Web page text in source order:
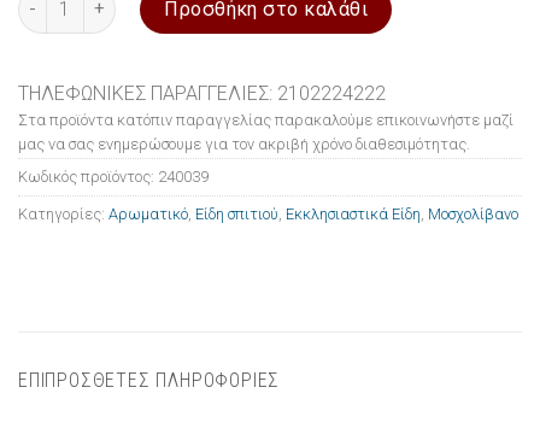
Προσθήκη στο καλάθι
ΤΗΛΕΦΩΝΙΚΕΣ ΠΑΡΑΓΓΕΛΙΕΣ: 2102224222
Στα προϊόντα κατόπιν παραγγελίας παρακαλούμε επικοινωνήστε μαζί
μας να σας ενημερώσουμε για τον ακριβή χρόνο διαθεσιμότητας.
Κωδικός προϊόντος: 240039
Κατηγορίες: Αρωματικό Είδη σπιτιού Εκκλησιαστικά Είδη Μοσχολίβανο
ΕΠΙΠΡΟΣΘΕΤΕΣ ΠΛΗΡΟΦΟΡΙΕΣ